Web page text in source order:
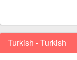
Turkish - Turkish